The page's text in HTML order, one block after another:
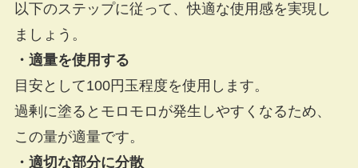
以下のステップに従って、快適な使用感を実現し
ましょう。
・適量を使用する
目安として100円玉程度を使用します。
過剰に塗るとモロモロが発生しやすくなるため、
この量が適量です。
・ 適切な部分に分散